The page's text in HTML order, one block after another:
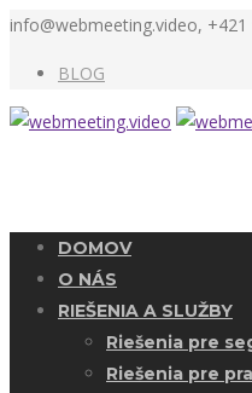
info@webmeeting.video,
BLOG
DOMOV
O NÁS
RIEŠENIA A SLUŽBY
Riešenia pre
Riešenia pre